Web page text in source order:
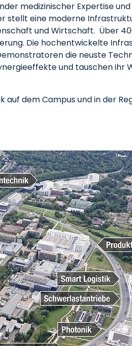
medizinischer Expertise
stellt eine moderne
und Wirtschaft. Über
Die hochentwickelte
die neuste
und tauschen ihr
auf dem Campus und in der